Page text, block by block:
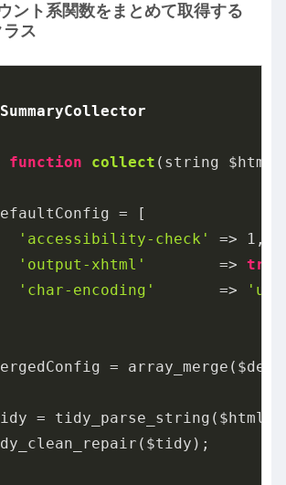
ント系関数をまとめて取得する
ス
function collect (string
= [
'accessibility-check'
=> 1 ,
'output-xhtml'
        =>
true
'char-encoding'
       =>
=
=